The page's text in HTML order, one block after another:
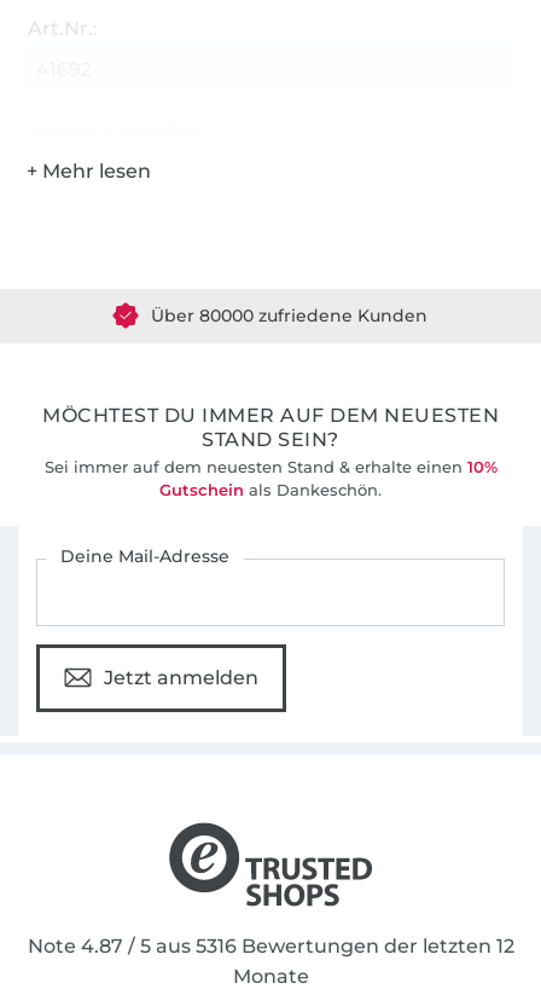
Art.Nr.:
MÖCHTEST DU IMMER AUF DEM NEUESTEN
STAND SEIN?
Sei immer auf dem neuesten Stand & erhalte einen 10%
Gutschein als Dankeschön.
Deine Mail-Adresse
Jetzt anmelden
Note 4.87 / 5 aus 5316 Bewertungen der letzten 12
Monate